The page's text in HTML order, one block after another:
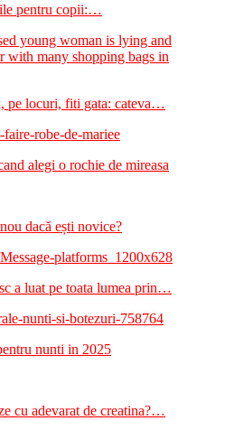
pentru copii:…
pe locuri, fiti gata: cateva…
alegi o rochie de mireasa
dacă ești novice?
a luat pe toata lumea prin…
nunti in 2025
cu adevarat de creatina?…